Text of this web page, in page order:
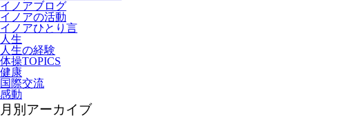
イノアブログ
イノアの活動
イノアひとり言
人生
人生の経験
体操TOPICS
健康
国際交流
感動
月別アーカイブ